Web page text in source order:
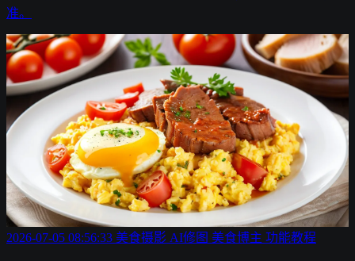
准。
2026-07-05 08:56:33 美食摄影 AI修图 美食博主 功能教程